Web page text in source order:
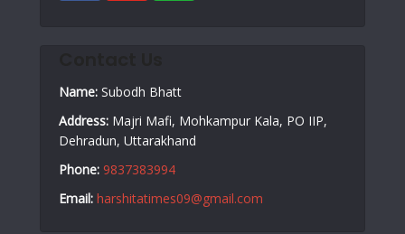
Name: Subodh Bhatt
Address: Majri Mafi, Mohkampur Kala, PO IIP,
Dehradun, Uttarakhand
Phone: 9837383994
Email: harshitatimes09@gmail.com